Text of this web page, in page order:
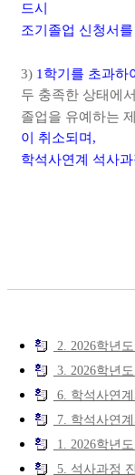
드시
조기졸업 신청서
3) 1 학기를 초과하
두 충족한 상태에서
졸업을 유예하는
이 취소되며 ,
학석사연계 석사
2. 2026학년
3. 2026학년
6. 학석사연
7. 학석사연
1. 2026학년
5. 석사과정